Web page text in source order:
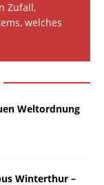
Zufall,
welches
Weltordnung
Winterthur –